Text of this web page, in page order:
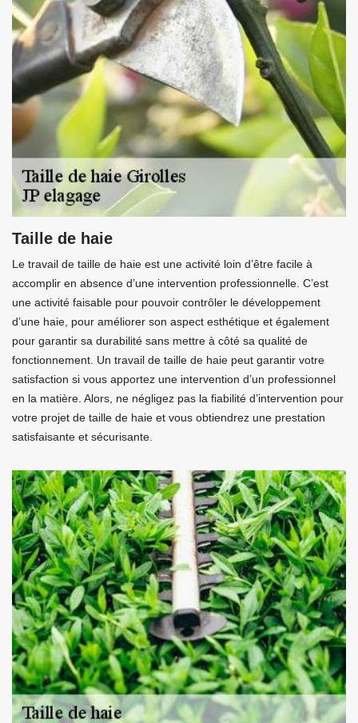
Taille de haie
Le travail de taille de haie est une activité loin d’être facile à
accomplir en absence d’une intervention professionnelle. C’est
une activité faisable pour pouvoir contrôler le développement
d’une haie, pour améliorer son aspect esthétique et également
pour garantir sa durabilité sans mettre à côté sa qualité de
fonctionnement. Un travail de taille de haie peut garantir votre
satisfaction si vous apportez une intervention d’un professionnel
en la matière. Alors, ne négligez pas la fiabilité d’intervention pour
votre projet de taille de haie et vous obtiendrez une prestation
satisfaisante et sécurisante.